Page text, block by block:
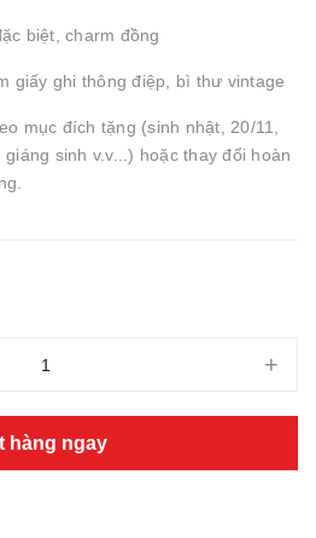
biệt, charm đồng
giấy ghi thông điệp, bì thư vintage
mục đích tặng (sinh nhật, 20/11,
sinh v.v...) hoặc thay đổi hoàn
+
hàng ngay